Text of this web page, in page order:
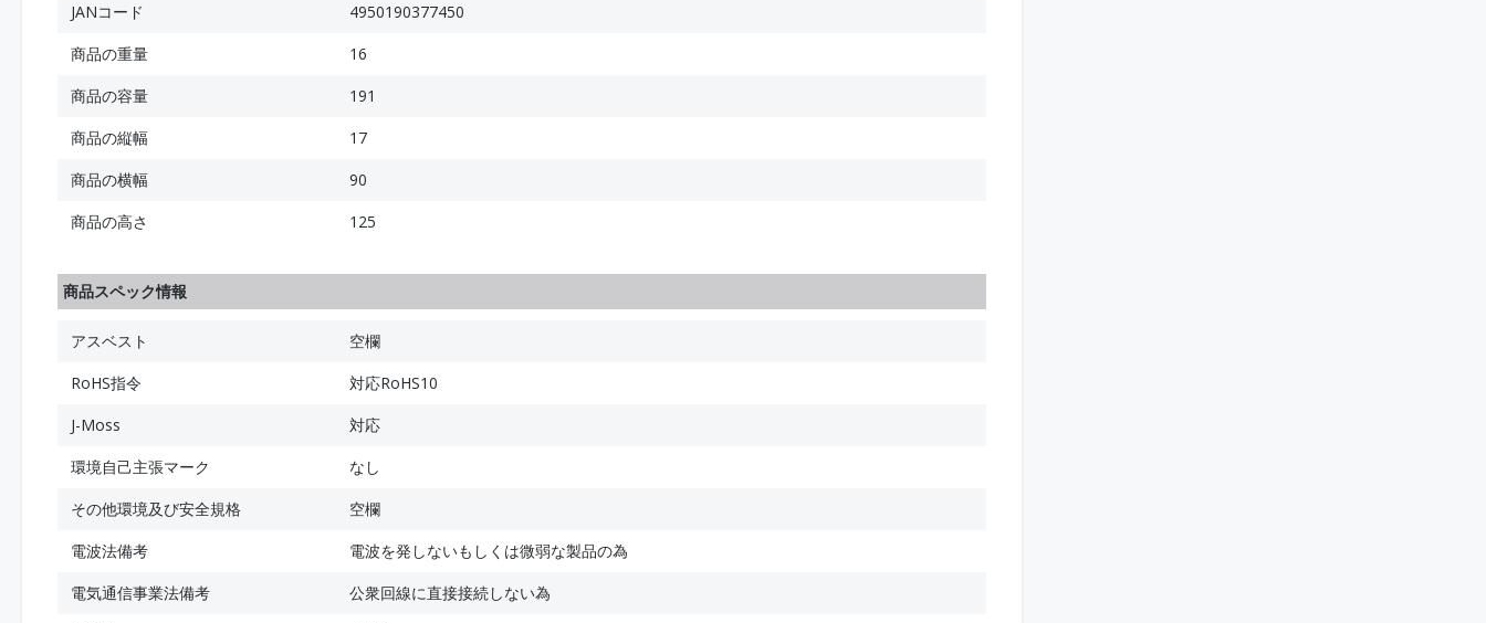
JANコード
4950190377450
商品の重量
16
商品の容量
191
商品の縦幅
17
商品の横幅
90
商品の高さ
125
商品スペック情報
アスベスト
空欄
RoHS指令
対応RoHS10
J-Moss
対応
環境自己主張マーク
なし
その他環境及び安全規格
空欄
電波法備考
電波を発しないもしくは微弱な製品の為
電気通信事業法備考
公衆回線に直接接続しない為